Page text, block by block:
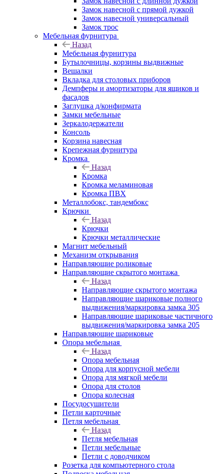
Замок навесной с прямой дужкой
Замок навесной универсальный
Замок трос
Мебельная фурнитура
Назад
Мебельная фурнитура
Бутылочницы, корзины выдвижные
Вешалки
Вкладка для столовых приборов
Демпферы и амортизаторы для ящиков и
фасадов
Заглушка д/конфирмата
Замки мебельные
Зеркалодержатели
Консоль
Корзина навесная
Крепежная фурнитура
Кромка
Назад
Кромка
Кромка меламиновая
Кромка ПВХ
Металлобокс, тандембокс
Крючки
Назад
Крючки
Крючки металлические
Магнит мебельный
Механизм открывания
Направляющие роликовые
Направляющие скрытого монтажа
Назад
Направляющие скрытого монтажа
Направляющие шариковые полного
выдвижения/маркировка замка 305
Направляющие шариковые частичного
выдвижения/маркировка замка 205
Направляющие шариковые
Опора мебельная
Назад
Опора мебельная
Опора для корпусной мебели
Опора для мягкой мебели
Опора для столов
Опора колесная
Посудосушители
Петли карточные
Петля мебельная
Назад
Петля мебельная
Петли мебельные
Петли с доводчиком
Розетка для компьютерного стола